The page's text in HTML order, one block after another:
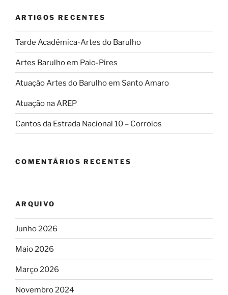
ARTIGOS RECENTES
Tarde Académica-Artes do Barulho
Artes Barulho em Paio-Pires
Atuação Artes do Barulho em Santo Amaro
Atuação na AREP
Cantos da Estrada Nacional 10 – Corroios
COMENTÁRIOS RECENTES
ARQUIVO
Junho 2026
Maio 2026
Março 2026
Novembro 2024